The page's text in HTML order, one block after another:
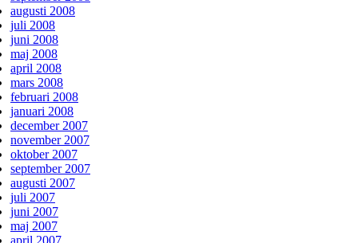
augusti 2008
juli 2008
juni 2008
maj 2008
april 2008
mars 2008
februari 2008
januari 2008
december 2007
november 2007
oktober 2007
september 2007
augusti 2007
juli 2007
juni 2007
maj 2007
april 2007